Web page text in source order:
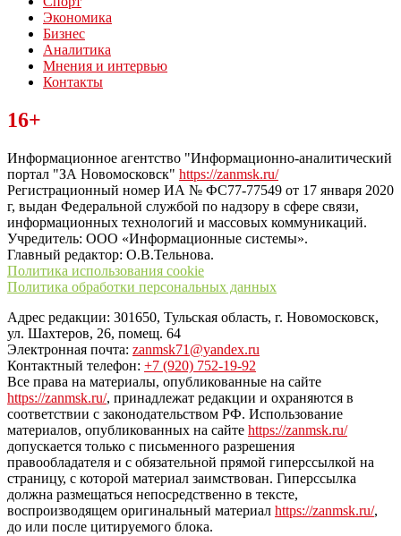
Экономика
Бизнес
Аналитика
Мнения и интервью
Контакты
Читайте последние новости дня в Тульской области на сайте
“ЗаНовомосковск”
16+
Информационное агентство "Информационно-аналитический
портал "ЗА Новомосковск" https://zanmsk.ru/
Регистрационный номер ИА № ФС77-77549 от 17 января 2020
г, выдан Федеральной службой по надзору в сфере связи,
информационных технологий и массовых коммуникаций.
Учредитель: ООО «Информационные системы».
Главный редактор: О.В.Тельнова.
Политика использования cookie
Политика обработки персональных данных
Адрес редакции: 301650, Тульская область, г. Новомосковск,
ул. Шахтеров, 26, помещ. 64
Электронная почта: zanmsk71@yandex.ru
Контактный телефон: +7 (920) 752-19-92
Все права на материалы, опубликованные на сайте
https://zanmsk.ru/, принадлежат редакции и охраняются в
соответствии с законодательством РФ. Использование
материалов, опубликованных на сайте https://zanmsk.ru/
допускается только с письменного разрешения
правообладателя и с обязательной прямой гиперссылкой на
страницу, с которой материал заимствован. Гиперссылка
должна размещаться непосредственно в тексте,
воспроизводящем оригинальный материал https://zanmsk.ru/,
до или после цитируемого блока.